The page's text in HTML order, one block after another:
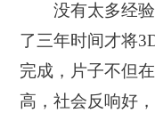
没有太多经验
了三年时间才将
完成，片子不但
高，社会反响好